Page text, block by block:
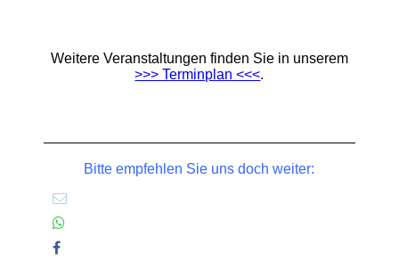
Weitere Veranstaltungen finden Sie in unserem
>>> Terminplan <<<.
Bitte empfehlen Sie uns doch weiter: